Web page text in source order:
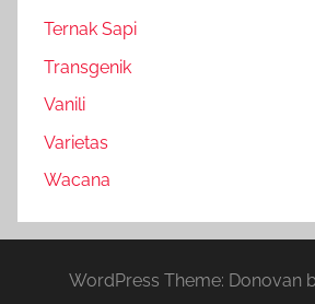
Ternak Sapi
Transgenik
Vanili
Varietas
Wacana
WordPress Theme: Donovan